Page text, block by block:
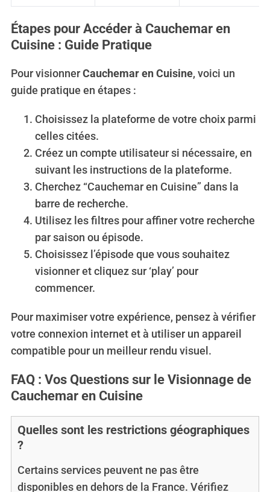
Étapes pour Accéder à Cauchemar en
Cuisine : Guide Pratique
Pour visionnerCauchemar en Cuisine, voici un
guide pratique en étapes :
Choisissez la plateforme de votre choix parmi
celles citées.
Créez un compte utilisateur si nécessaire, en
suivant les instructions de la plateforme.
Cherchez “Cauchemar en Cuisine” dans la
barre de recherche.
Utilisez les filtres pour affiner votre recherche
par saison ou épisode.
Choisissez l’épisode que vous souhaitez
visionner et cliquez sur ‘play’ pour
commencer.
Pour maximiser votre expérience, pensez à vérifier
votre connexion internet et à utiliser un appareil
compatible pour un meilleur rendu visuel.
FAQ : Vos Questions sur le Visionnage de
Cauchemar en Cuisine
Quelles sont les restrictions géographiques
?
Certains services peuvent ne pas être
disponibles en dehors de la France. Vérifiez